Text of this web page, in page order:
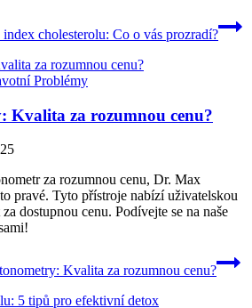
cholesterolu: Co o vás prozradí?
Problémy
Kvalita za rozumnou cenu?
za rozumnou cenu, Dr. Max
pravé. Tyto přístroje nabízí uživatelskou
dostupnou cenu. Podívejte se na naše
Kvalita za rozumnou cenu?